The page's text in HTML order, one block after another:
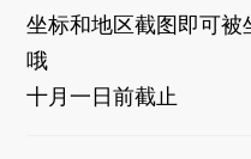
坐标和地区截图即可
哦
十月一日前截止